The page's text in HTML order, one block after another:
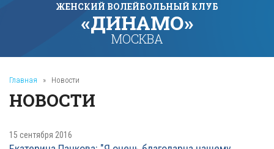
ЖЕНСКИЙ ВОЛЕЙБОЛЬНЫЙ КЛУБ
«ДИНАМО»
МОСКВА
Главная » Новости
НОВОСТИ
15 сентября 2016